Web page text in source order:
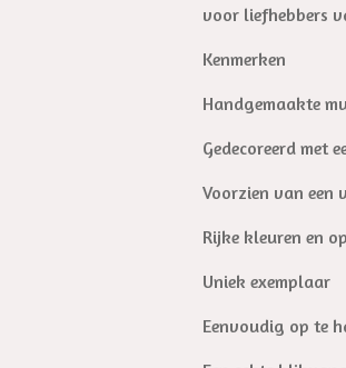
voor liefhebbers
Kenmerken
Handgemaakte
Gedecoreerd met
Voorzien van een
Rijke kleuren en
Uniek exemplaar
Eenvoudig op te